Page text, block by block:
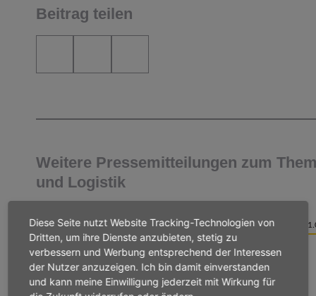
Beitrag teilen
Weitere Pressemitteilungen zum
und Logistik
PRESSEMITTEILUNG
VERKEHR UND LOGISTIK
Terminal 3 Eröffnung
Schäfer: Terminal 3 Eröffnung ist positives Signal für
Diese Seite nutzt Website Tracking-Technologien von
Dritten, um ihre Dienste anzubieten, stetig zu
verbessern und Werbung entsprechend der Interessen
der Nutzer anzuzeigen. Ich bin damit einverstanden
und kann meine Einwilligung jederzeit mit Wirkung für